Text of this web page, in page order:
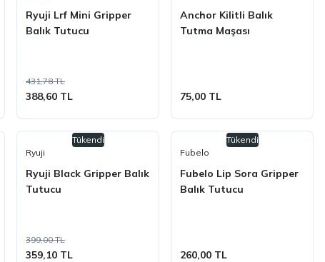
Ryuji Lrf Mini Gripper
Balık Tutucu
431,78 TL
388,60 TL
Anchor Kilitli Balık
Tutma Maşası
75,00 TL
Tükendi
Ryuji
Ryuji Black Gripper Balık
Tutucu
399,00 TL
359,10 TL
Tükendi
Fubelo
Fubelo Lip Sora Gripper
Balık Tutucu
260,00 TL